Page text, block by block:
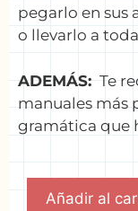
pegarlo en sus
o llevarlo a
ADEMÁS: Te
manuales más
gramática que
Añadir al